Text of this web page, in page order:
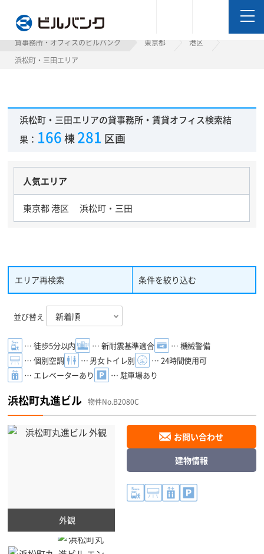
貸事務所・オフィスのビルバンク 東京都
港区
浜松町・三田エリア
浜松町・三田エリアの貸事務所・賃貸オフィス検索結
果： 166棟 281 区画
人気エリア
東京都 港区 浜松町・三田
エリア再検索 条件を絞り込む
並び替え
… 徒歩5分以内 … 新耐震基準適合
… 機械警備
… 個別空調
… 男女トイレ別
… 24時間使用可
… エレベーターあり
… 駐車場あり
浜松町丸進ビル 物件No.B2080C
外観
お問い合わせ
建物情報